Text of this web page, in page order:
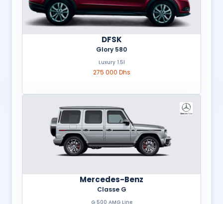
DFSK
Glory 580
Luxury 1.5l
275 000 Dhs
Mercedes-Benz
Classe G
G 500 AMG Line